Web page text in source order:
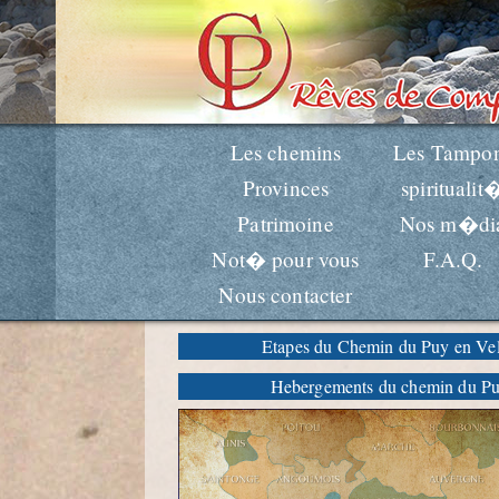
Etapes du Chemin du Puy en
Hebergements du chemin du
Les chemins
Les
Provinces
Patrimoine
Nos
Not� pour vous
F.A.Q.
Nous contacter